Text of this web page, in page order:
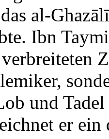
al-
Ibn
und
er